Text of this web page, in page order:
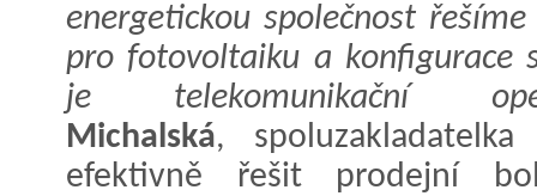
energetickou společnost
pro fotovoltaiku a konfigurace
je telekomunikační
Michalská,
efektivně řešit prodejní